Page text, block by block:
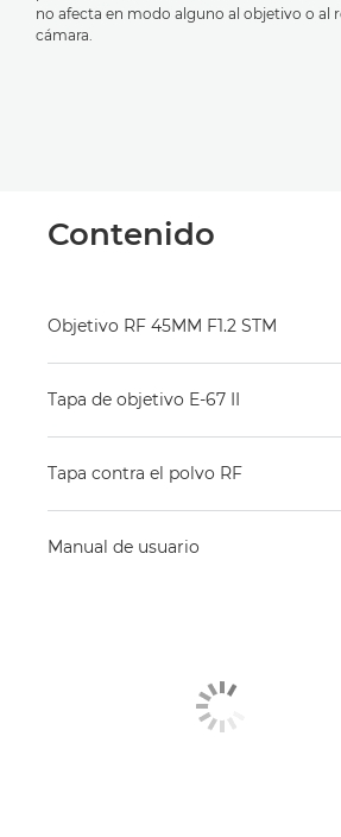
no afecta en modo alguno al objetivo o al
cámara.
Contenido
Objetivo RF 45MM F1.2 STM
Tapa de objetivo E-67 II
Tapa contra el polvo RF
Manual de usuario